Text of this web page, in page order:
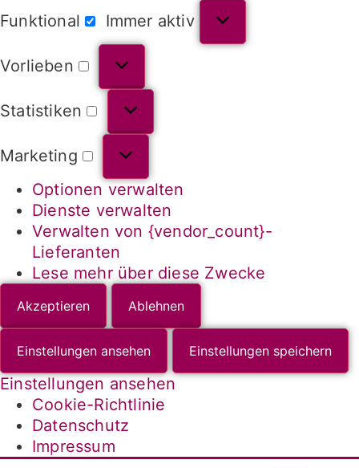
Funktional
Immer aktiv
Vorlieben
Statistiken
Marketing
Optionen verwalten
Dienste verwalten
Verwalten von {vendor_count}-
Lieferanten
Lese mehr über diese Zwecke
Akzeptieren Ablehnen
Einstellungen ansehen Einstellungen speichern
Einstellungen ansehen
Cookie-Richtlinie
Datenschutz
Impressum